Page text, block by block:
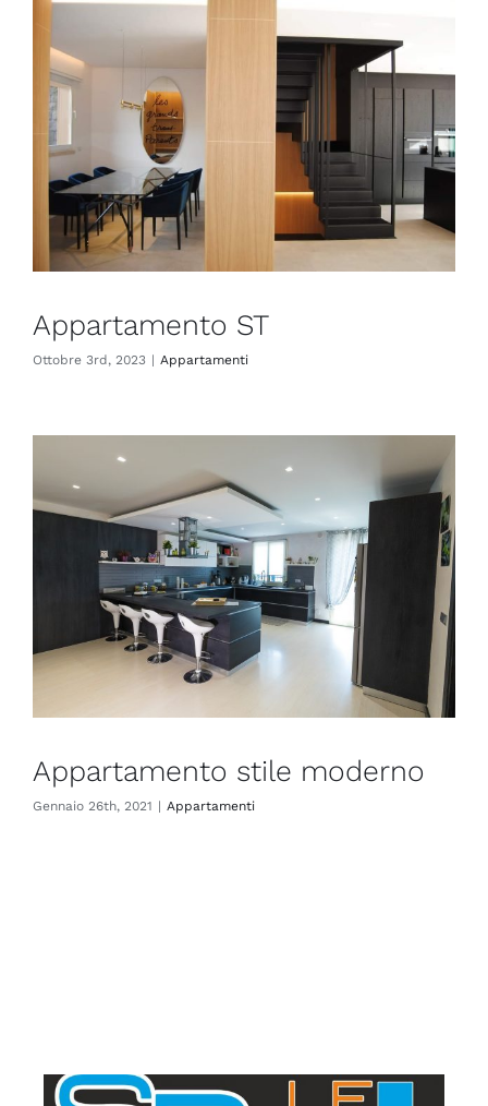
Appartamento ST
Ottobre 3rd, 2023 | Appartamenti
Appartamento stile moderno
Gennaio 26th, 2021 | Appartamenti